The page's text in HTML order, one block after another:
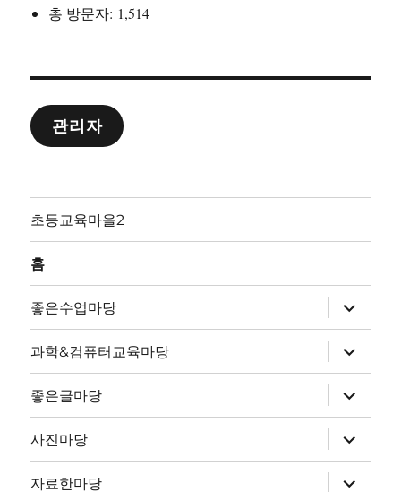
총 방문자: 1,514
관리자
초등교육마을2
홈
좋은수업마당
위
메
뉴
확
장
과학&컴퓨터교육마당
위
메
뉴
확
장
좋은글마당
위
메
뉴
확
장
사진마당
위
메
뉴
자료한마당